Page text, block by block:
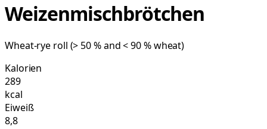
Weizenmischbrötchen
Wheat-rye roll (> 50 % and < 90 % wheat)
Kalorien
289
kcal
Eiweiß
8,8